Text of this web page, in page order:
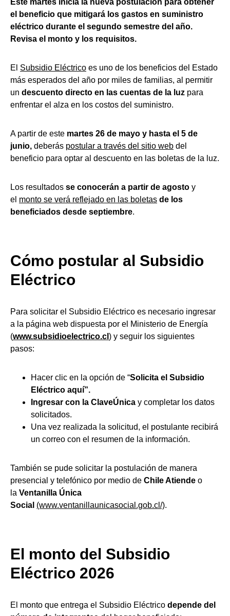
Este martes inicia la nueva postulación para obtener
el beneficio que mitigará los gastos en suministro
eléctrico durante el segundo semestre del año.
Revisa el monto y los requisitos.
El Subsidio Eléctrico es uno de los beneficios del Estado
más esperados del año por miles de familias, al permitir
un descuento directo en las cuentas de la luz para
enfrentar el alza en los costos del suministro.
A partir de este martes 26 de mayo y hasta el 5 de
junio, deberás postular a través del sitio web del
beneficio para optar al descuento en las boletas de la luz.
Los resultados se conocerán a partir de agosto y
el monto se verá reflejado en las boletas de los
beneficiados desde septiembre.
Cómo postular al Subsidio
Eléctrico
Para solicitar el Subsidio Eléctrico es necesario ingresar
a la página web dispuesta por el Ministerio de Energía
(www.subsidioelectrico.cl ) y seguir los siguientes
pasos:
Hacer clic en la opción de “Solicita el Subsidio
Eléctrico aquí”.
Ingresar con la ClaveÚnica y completar los datos
solicitados.
Una vez realizada la solicitud, el postulante recibirá
un correo con el resumen de la información.
También se pude solicitar la postulación de manera
presencial y telefónico por medio de Chile Atiende o
la Ventanilla Única
Social (www.ventanillaunicasocial.gob.cl/).
El monto del Subsidio
Eléctrico 2026
El monto que entrega el Subsidio Eléctrico depende del